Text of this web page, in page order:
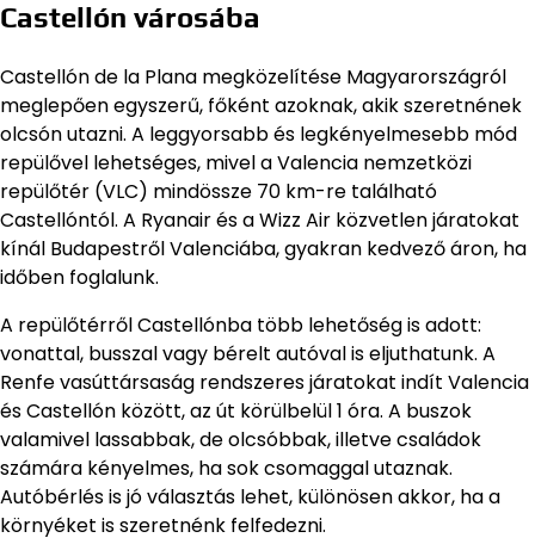
Castellón városába
Castellón de la Plana megközelítése Magyarországról
meglepően egyszerű, főként azoknak, akik szeretnének
olcsón utazni. A leggyorsabb és legkényelmesebb mód
repülővel lehetséges, mivel a Valencia nemzetközi
repülőtér (VLC) mindössze 70 km-re található
Castellóntól. A Ryanair és a Wizz Air közvetlen járatokat
kínál Budapestről Valenciába, gyakran kedvező áron, ha
időben foglalunk.
A repülőtérről Castellónba több lehetőség is adott:
vonattal, busszal vagy bérelt autóval is eljuthatunk. A
Renfe vasúttársaság rendszeres járatokat indít Valencia
és Castellón között, az út körülbelül 1 óra. A buszok
valamivel lassabbak, de olcsóbbak, illetve családok
számára kényelmes, ha sok csomaggal utaznak.
Autóbérlés is jó választás lehet, különösen akkor, ha a
környéket is szeretnénk felfedezni.